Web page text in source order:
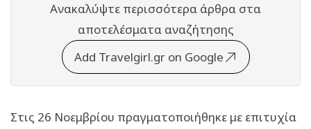
Ανακαλύψτε περισσότερα άρθρα στα
αποτελέσματα αναζήτησης
Add Travelgirl.gr on Google
Στις 26 Νοεμβρίου πραγματοποιήθηκε με επιτυχία